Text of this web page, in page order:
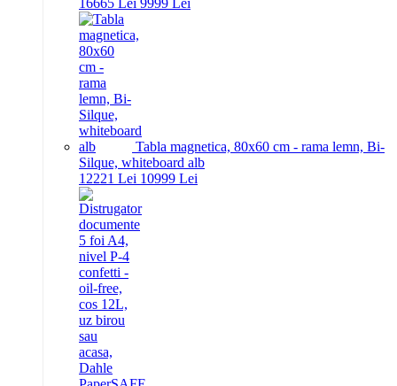
16665 Lei 9999 Lei
Tabla magnetica, 80x60 cm - rama lemn, Bi-
Silque, whiteboard alb
12221 Lei 10999 Lei